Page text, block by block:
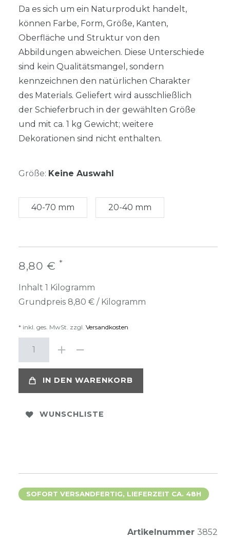
Da es sich um ein Naturprodukt handelt,
können Farbe, Form, Größe, Kanten,
Oberfläche und Struktur von den
Abbildungen abweichen. Diese Unterschiede
sind kein Qualitätsmangel, sondern
kennzeichnen den natürlichen Charakter
des Materials. Geliefert wird ausschließlich
der Schieferbruch in der gewählten Größe
und mit ca. 1 kg Gewicht; weitere
Dekorationen sind nicht enthalten.
Größe: Keine Auswahl
40-70 mm 20-40 mm
8,80 € *
Inhalt 1 Kilogramm
Grundpreis 8,80 € / Kilogramm
* inkl. ges. MwSt. zzgl. Versandkosten
IN DEN WARENKORB
WUNSCHLISTE
SOFORT VERSANDFERTIG, LIEFERZEIT CA. 48H
Artikelnummer 3852